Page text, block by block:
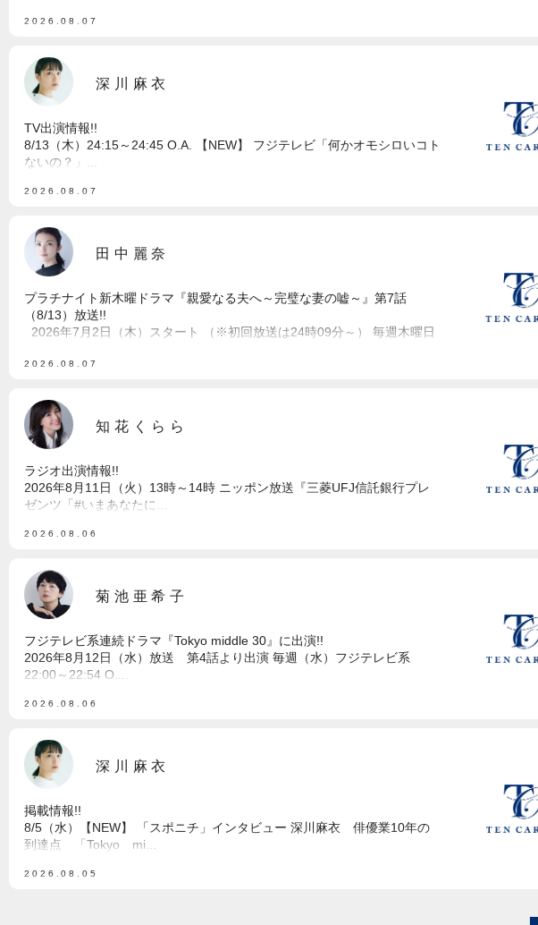
2026.08.07
深川麻衣
TV出演情報!!
8/13（木）24:15～24:45 O.A. 【NEW】 フジテレビ「何かオモシロいコト
ないの？」...
2026.08.07
田中麗奈
プラチナイト新木曜ドラマ『親愛なる夫へ～完璧な妻の嘘～』第7話
（8/13）放送!!
2026年7月2日（木）スタート （※初回放送は24時09分～） 毎週木曜日
2026.08.07
知花くらら
ラジオ出演情報!!
2026年8月11日（火）13時～14時 ニッポン放送『三菱UFJ信託銀行プレ
ゼンツ「#いまあなたに...
2026.08.06
菊池亜希子
フジテレビ系連続ドラマ『Tokyo middle 30』に出演!!
2026年8月12日（水）放送 第4話より出演 毎週（水）フジテレビ系
22:00～22:54 O....
2026.08.06
深川麻衣
掲載情報!!
8/5（水）【NEW】 「スポニチ」インタビュー 深川麻衣 俳優業10年の
到達点 「Tokyo mi...
2026.08.05